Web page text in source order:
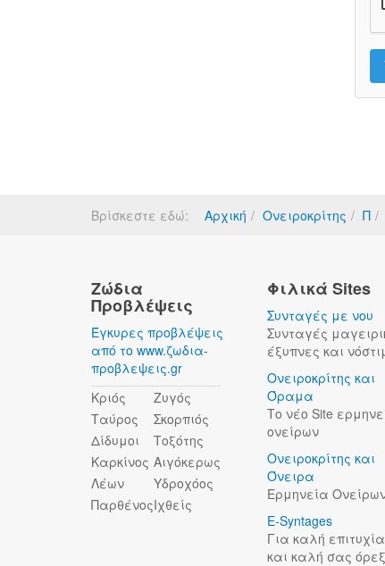
Βρίσκεστε εδώ: Αρχική Ονειροκρίτης Π
Ζώδια
Προβλέψεις
Έγκυρες προβλέψεις
από το www.ζωδια-
προβλεψεις.gr
Κριός
Ταύρος
Δίδυμοι
Καρκίνος
Λέων
Παρθένος
Ζυγός
Σκορπιός
Τοξότης
Αιγόκερως
Υδροχόος
Ιχθείς
Φιλικά Sites
Συνταγές με νου
Συνταγές
έξυπνες και
Ονειροκρίτης και
Όραμα
Το νέο Site
ονείρων
Ονειροκρίτης και
Όνειρα
Ερμηνεία
E-Syntages
Για καλή επιτυχία
και καλή σας